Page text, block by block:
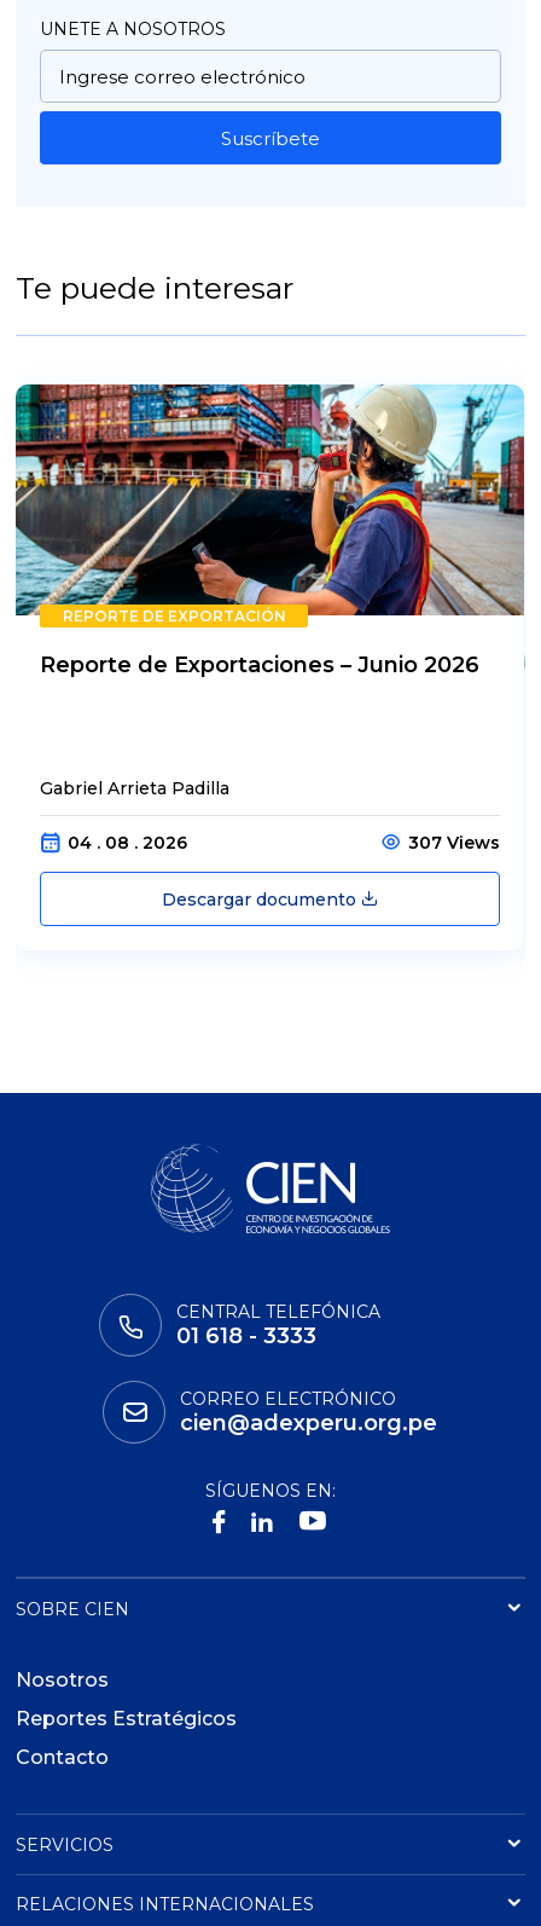
UNETE A NOSOTROS
Suscríbete
Te puede interesar
REPORTE DE EXPORTACIÓN
Reporte de Exportaciones – Junio 2026
Gabriel Arrieta Padilla
04 . 08 . 2026 307 Views
Descargar documento
CENTRAL TELEFÓNICA
01 618 - 3333
CORREO ELECTRÓNICO
cien@adexperu.org.pe
SÍGUENOS EN:
SOBRE CIEN
Nosotros
Reportes Estratégicos
Contacto
SERVICIOS
RELACIONES INTERNACIONALES